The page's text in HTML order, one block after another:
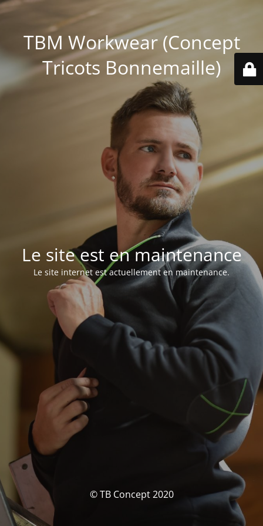
TBM Workwear (Concept
Tricots Bonnemaille)
Le site est en maintenance
Le site internet est actuellement en maintenance.
© TB Concept 2020